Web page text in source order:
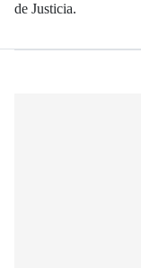
de Justicia.